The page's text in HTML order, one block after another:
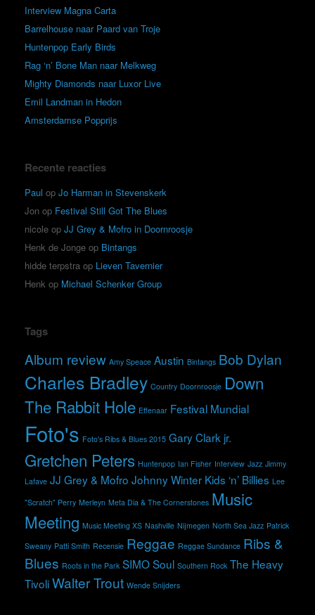
Interview Magna Carta
Barrelhouse naar Paard van Troje
Huntenpop Early Birds
Rag ‘n’ Bone Man naar Melkweg
Mighty Diamonds naar Luxor Live
Emil Landman in Hedon
Amsterdamse Popprijs
Recente reacties
Paul op Jo Harman in Stevenskerk
Jon op Festival Still Got The Blues
nicole op JJ Grey & Mofro in Doornroosje
Henk de Jonge op Bintangs
hidde terpstra op Lieven Tavernier
Henk op Michael Schenker Group
Tags
Album review Amy Speace Austin Bintangs Bob Dylan
Charles Bradley Country Doornroosje Down
The Rabbit Hole Effenaar Festival Mundial
Foto's Foto's Ribs & Blues 2015 Gary Clark jr.
Gretchen Peters Huntenpop Ian Fisher Interview Jazz Jimmy
Lafave JJ Grey & Mofro Johnny Winter Kids ‘n’ Billies Lee
"Scratch" Perry Merleyn Meta Dia & The Cornerstones Music
Meeting Music Meeting XS Nashville Nijmegen North Sea Jazz Patrick
Sweany Patti Smith Recensie Reggae Reggae Sundance Ribs &
Blues Roots in the Park SIMOSoul Southern Rock The Heavy
TivoliWalter Trout Wende Snijders